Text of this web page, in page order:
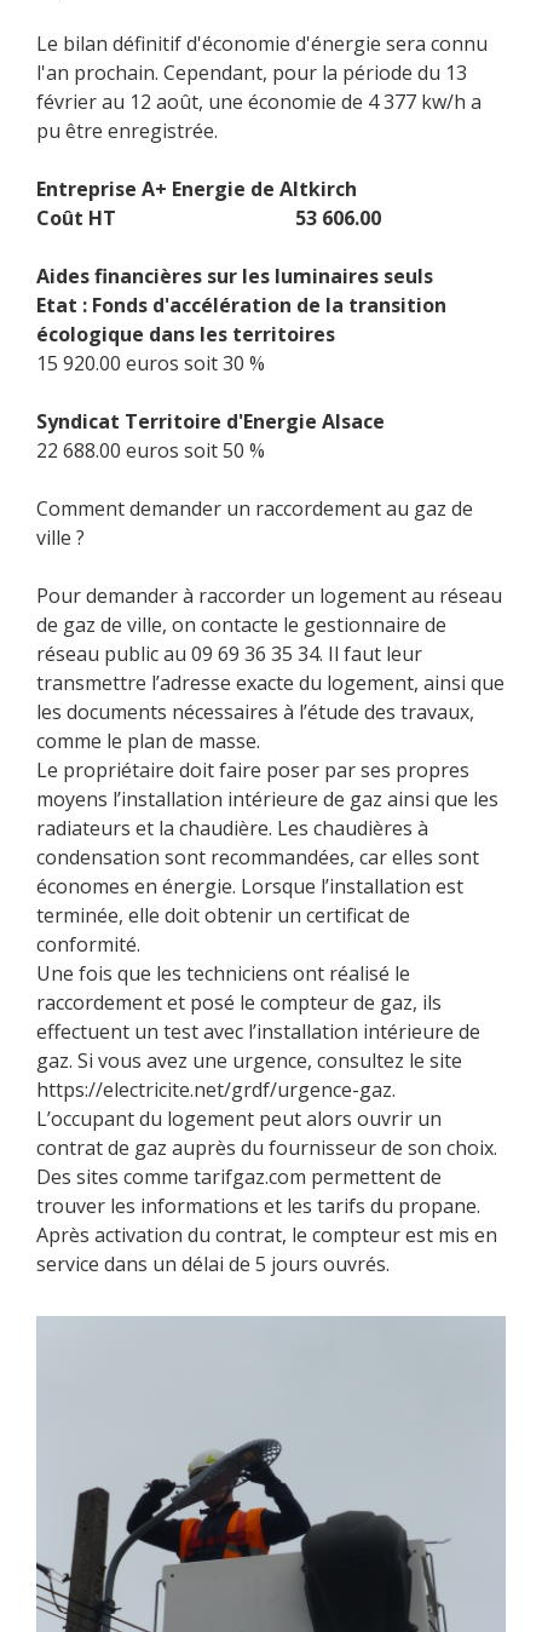
Le bilan définitif d'économie d'énergie sera connu
l'an prochain. Cependant, pour la période du 13
février au 12 août, une économie de 4 377 kw/h a
pu être enregistrée.
Entreprise A+ Energie de Altkirch
Coût HT 53 606.00
Aides financières sur les luminaires seuls
Etat : Fonds d'accélération de la transition
écologique dans les territoires
15 920.00 euros soit 30 %
Syndicat Territoire d'Energie Alsace
22 688.00 euros soit 50 %
Comment demander un raccordement au gaz de
ville ?
Pour demander à raccorder un logement au réseau
de gaz de ville, on contacte le gestionnaire de
réseau public au 09 69 36 35 34. Il faut leur
transmettre l’adresse exacte du logement, ainsi que
les documents nécessaires à l’étude des travaux,
comme le plan de masse.
Le propriétaire doit faire poser par ses propres
moyens l’installation intérieure de gaz ainsi que les
radiateurs et la chaudière. Les chaudières à
condensation sont recommandées, car elles sont
économes en énergie. Lorsque l’installation est
terminée, elle doit obtenir un certificat de
conformité.
Une fois que les techniciens ont réalisé le
raccordement et posé le compteur de gaz, ils
effectuent un test avec l’installation intérieure de
gaz. Si vous avez une urgence, consultez le site
https://electricite.net/grdf/urgence-gaz.
L’occupant du logement peut alors ouvrir un
contrat de gaz auprès du fournisseur de son choix.
Des sites comme tarifgaz.com permettent de
trouver les informations et les tarifs du propane.
Après activation du contrat, le compteur est mis en
service dans un délai de 5 jours ouvrés.